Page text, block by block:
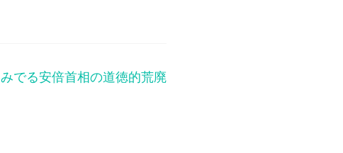
みでる安倍首相の道徳的荒廃